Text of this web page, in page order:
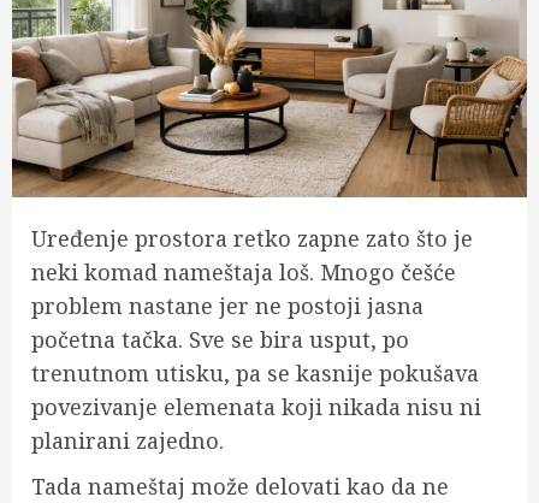
Uređenje prostora retko zapne zato što je
neki komad nameštaja loš. Mnogo češće
problem nastane jer ne postoji jasna
početna tačka. Sve se bira usput, po
trenutnom utisku, pa se kasnije pokušava
povezivanje elemenata koji nikada nisu ni
planirani zajedno.
Tada nameštaj može delovati kao da ne